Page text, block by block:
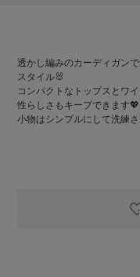
透かし編みのカーディガン
スタイル🐰
コンパクトなトップスとワ
性らしさもキープできます💖
小物はシンプルにして洗練